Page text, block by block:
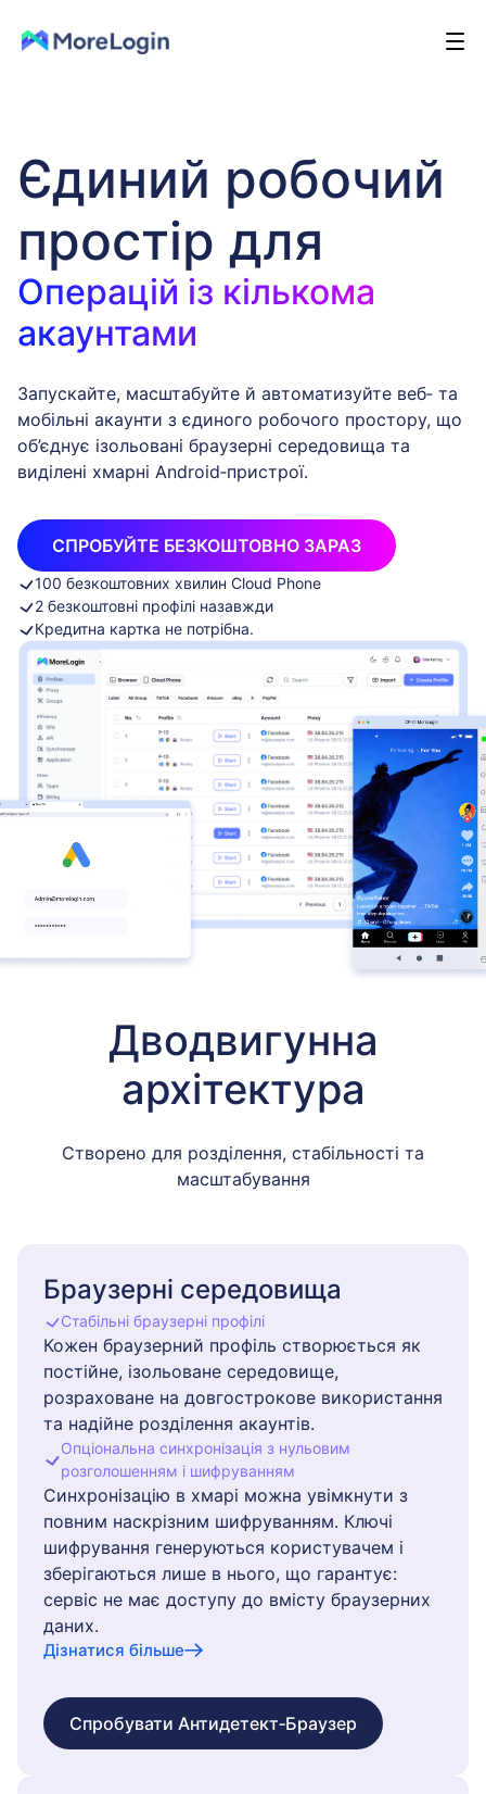
Єдиний робочий
простір для
Операцій із кількома
акаунтами
Запускайте, масштабуйте й автоматизуйте веб‑ та
мобільні акаунти з єдиного робочого простору, що
об’єднує ізольовані браузерні середовища та
виділені хмарні Android‑пристрої.
СПРОБУЙТЕ БЕЗКОШТОВНО ЗАРАЗ
100 безкоштовних хвилин Cloud Phone
2 безкоштовні профілі назавжди
Кредитна картка не потрібна.
Дводвигунна
архітектура
Створено для розділення, стабільності та
масштабування
Браузерні середовища
Стабільні браузерні профілі
Кожен браузерний профіль створюється як
постійне, ізольоване середовище,
розраховане на довгострокове використання
та надійне розділення акаунтів.
Опціональна синхронізація з нульовим
розголошенням і шифруванням
Синхронізацію в хмарі можна увімкнути з
повним наскрізним шифруванням. Ключі
шифрування генеруються користувачем і
зберігаються лише в нього, що гарантує:
сервіс не має доступу до вмісту браузерних
даних.
Дізнатися більше
Спробувати Антидетект‑Браузер